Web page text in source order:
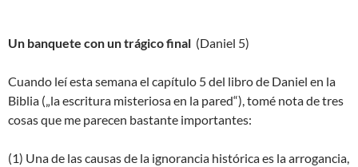
Un banquete con un trágico final (Daniel 5)
Cuando leí esta semana el capítulo 5 del libro de Daniel en la
Biblia („la escritura misteriosa en la pared“), tomé nota de tres
cosas que me parecen bastante importantes:
(1) Una de las causas de la ignorancia histórica es la arrogancia,